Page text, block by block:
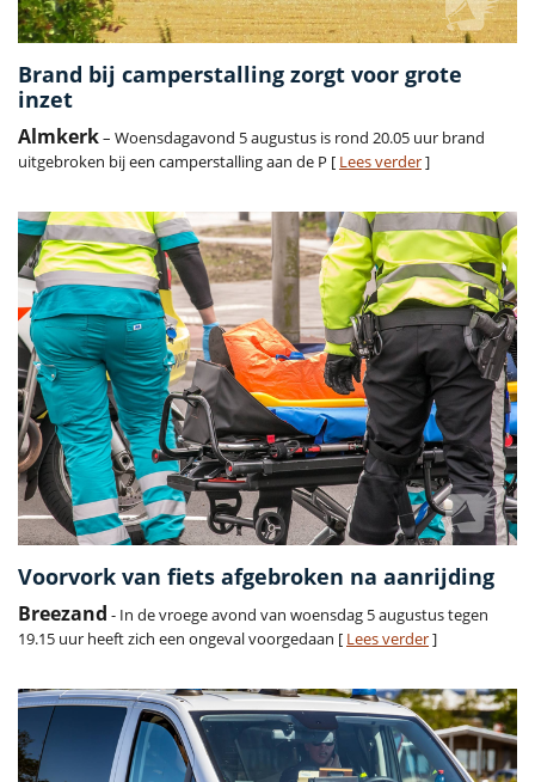
Brand bij camperstalling zorgt voor grote
inzet
Almkerk– Woensdagavond 5 augustus is rond 20.05 uur brand
uitgebroken bij een camperstalling aan de P [ Lees verder]
Voorvork van fiets afgebroken na aanrijding
Breezand - In de vroege avond van woensdag 5 augustus tegen
19.15 uur heeft zich een ongeval voorgedaan [ Lees verder]